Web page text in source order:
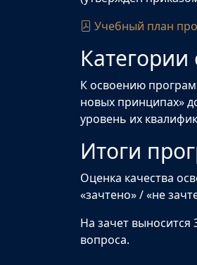
Учебный план
К освоению
новых принципах»
уровень их
Итоги
Оценка качества
«зачтено» / «не
На зачет
вопроса.